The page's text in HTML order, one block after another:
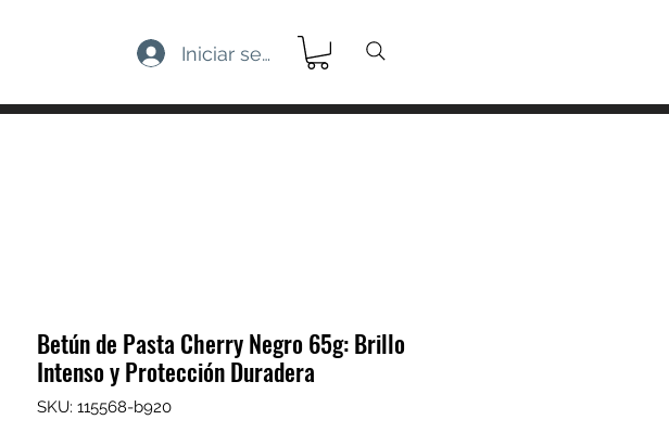
Iniciar sesión
Betún de Pasta Cherry Negro 65g: Brillo
Intenso y Protección Duradera
SKU: 115568-b920